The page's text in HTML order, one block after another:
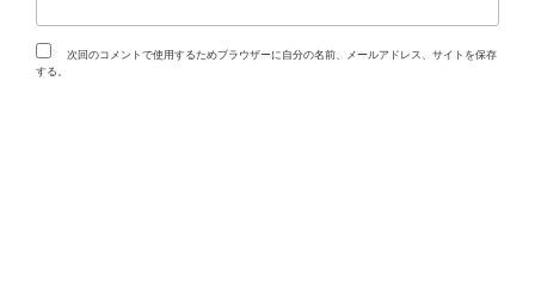
次回のコメントで使用するためブラウザーに自分の名前、メールアドレス、サイトを保存
する。